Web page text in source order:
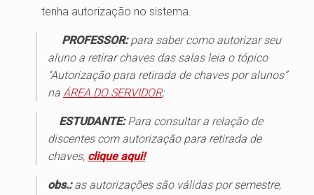
tenha autorização no sistema.
PROFESSOR:para saber como autorizar seu
aluno a retirar chaves das salas leia o tópico
“Autorização para retirada de chaves por alunos”
na ÁREA DO SERVIDOR;
ESTUDANTE:Para consultar a relação de
discentes com autorização para retirada de
chaves, clique aqui!
obs.:as autorizações são válidas por semestre,